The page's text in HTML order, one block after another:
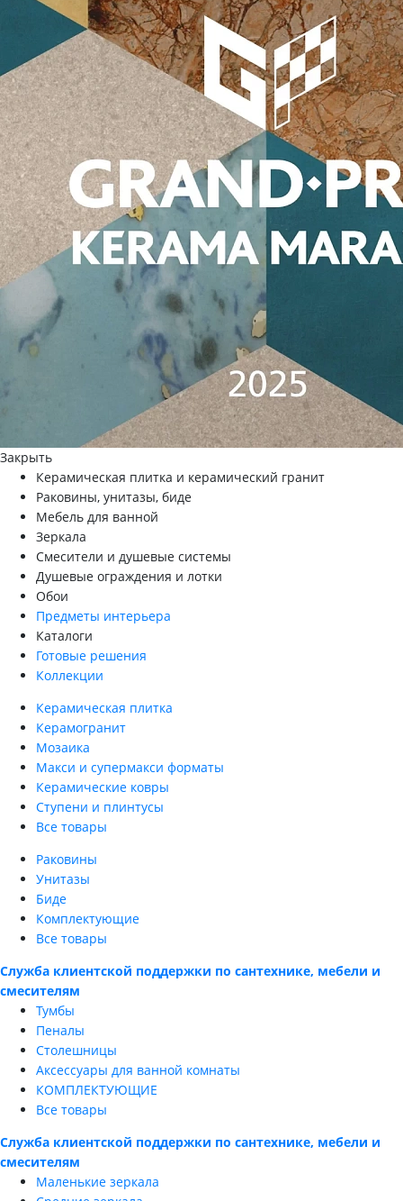
Закрыть
Керамическая плитка и керамический гранит
Раковины, унитазы, биде
Мебель для ванной
Зеркала
Смесители и душевые системы
Душевые ограждения и лотки
Обои
Предметы интерьера
Каталоги
Готовые решения
Коллекции
Керамическая плитка
Керамогранит
Мозаика
Макси и супермакси форматы
Керамические ковры
Ступени и плинтусы
Все товары
Раковины
Унитазы
Биде
Комплектующие
Все товары
Служба клиентской поддержки по сантехнике, мебели и
смесителям
Тумбы
Пеналы
Столешницы
Аксессуары для ванной комнаты
КОМПЛЕКТУЮЩИЕ
Все товары
Служба клиентской поддержки по сантехнике, мебели и
смесителям
Маленькие зеркала